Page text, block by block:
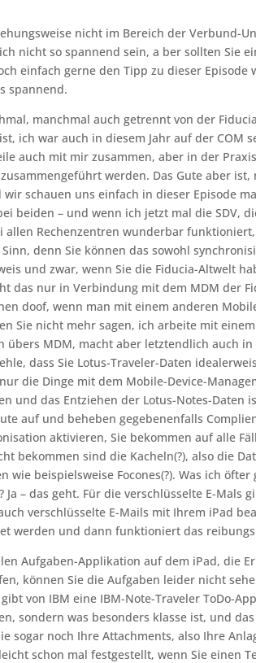
nicht im Bereich der Verbund-
nicht so spannend sein, a ber sollten Sie
einfach gerne den Tipp zu dieser Episode
spannend.
manchmal auch getrennt von der
ich war auch in diesem Jahr auf der COM
auch mit mir zusammen, aber in der
werden. Das Gute aber
schauen uns einfach in dieser Episode
beiden – und wenn ich jetzt mal die SDV,
Rechenzentren wunderbar
denn Sie können das sowohl
und zwar, wenn Sie die Fiducia-Altwelt
das nur in Verbindung mit dem MDM der
doof, wenn man mit einem anderen
Sie nicht mehr sagen, ich arbeite mit
übers MDM, macht aber letztendlich auch
dass Sie Lotus-Traveler-Daten
die Dinge mit dem Mobile-Device-
und das Entziehen der Lotus-Notes-Daten
auf und beheben gegebenenfalls
aktivieren, Sie bekommen auf alle
bekommen sind die Kacheln(?), also die
beispielsweise Focones(?). Was ich öfter
– das geht. Für die verschlüsselte E-Mals
verschlüsselte E-Mails mit Ihrem iPad
werden und dann funktioniert das
Aufgaben-Applikation auf dem iPad, die
können Sie die Aufgaben leider nicht
von IBM eine IBM-Note-Traveler ToDo-
sondern was besonders klasse ist, und
sogar noch Ihre Attachments, also Ihre
schon mal festgestellt, wenn Sie einen